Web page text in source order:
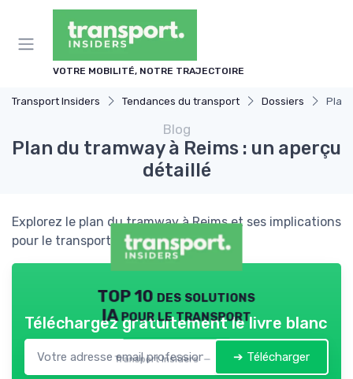
VOTRE MOBILITÉ, NOTRE TRAJECTOIRE
Transport Insiders Tendances du transport Dossiers Plan
Blog
Plan du tramway à Reims : un aperçu
détaillé
Explorez le plan du tramway à Reims et ses implications
pour le transport urbain.
TOP 10 des solutions
IA pour le transport
Transport Insiders — 2026
Téléchargez gratuitement le livre blanc
➔ Télécharger
Panneau de gestion des cookies